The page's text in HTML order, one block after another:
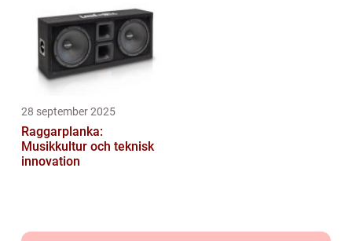
28 september 2025
Raggarplanka:
Musikkultur och teknisk
innovation